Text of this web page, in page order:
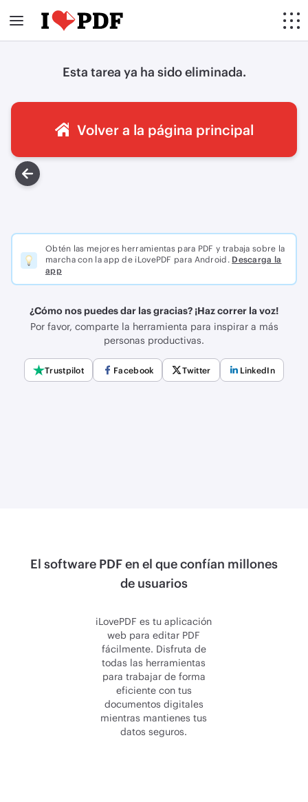
Esta tarea ya ha sido eliminada.
Volver a la página principal
Obtén las mejores herramientas para PDF y trabaja sobre la
marcha con la app de iLovePDF para Android. Descarga la
app
¿Cómo nos puedes dar las gracias? ¡Haz correr la voz!
Por favor, comparte la herramienta para inspirar a más
personas productivas.
Trustpilot Facebook Twitter LinkedIn
El software PDF en el que confían millones
de usuarios
iLovePDF es tu aplicación
web para editar PDF
fácilmente. Disfruta de
todas las herramientas
para trabajar de forma
eficiente con tus
documentos digitales
mientras mantienes tus
datos seguros.